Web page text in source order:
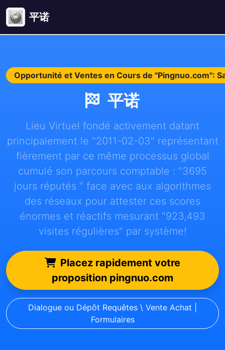
平诺
Opportunité et Ventes en Cours de "Pingnuo.com":
平诺
Lieu Virtuel fondé activement datant
principalement le "2011-02-03" représentant
fièrement par ce même processus global
cumulé son parcours comptable : "3695
jours réputés " face avec aux algorithmes
des réseaux pour attester ces scores
énormes et réactifs mesurant "923,493
visites régulières" par système!
Placez rapidement votre
proposition pingnuo.com
Dialogue ou Dépôt Requêtes \ Vente Achat |
Formulaires